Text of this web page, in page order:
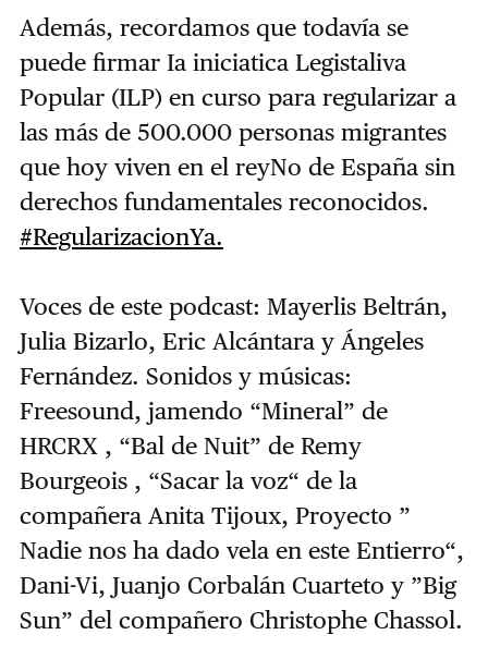
Además, recordamos que todavía se
puede firmar Ia iniciatica Legistaliva
Popular (ILP) en curso para regularizar a
las más de 500.000 personas migrantes
que hoy viven en el reyNo de España sin
derechos fundamentales reconocidos.
#RegularizacionYa.
Voces de este podcast: Mayerlis Beltrán,
Julia Bizarlo, Eric Alcántara y Ángeles
Fernández. Sonidos y músicas:
Freesound, jamendo “Mineral” de
HRCRX , “Bal de Nuit” de Remy
Bourgeois , “Sacar la voz“ de la
compañera Anita Tijoux, Proyecto ”
Nadie nos ha dado vela en este Entierro“,
Dani-Vi, Juanjo Corbalán Cuarteto y ”Big
Sun” del compañero Christophe Chassol.